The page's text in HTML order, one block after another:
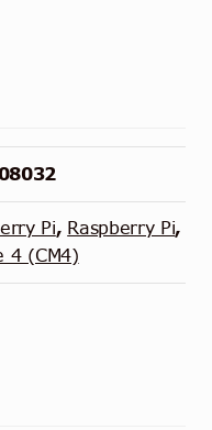
Pi, Raspberry Pi,
4 (CM4)